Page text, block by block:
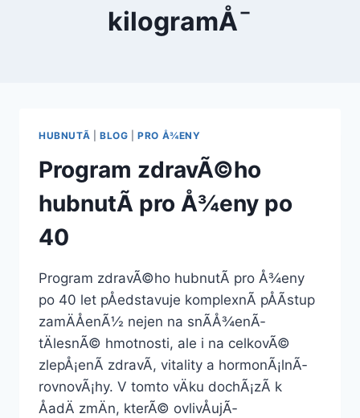
kilogramÅ¯
HUBNUTÃ­ BLOG |PRO Å¾ENY
Program zdravÃ©ho
hubnutÃ­ pro Å¾eny po
40
Program zdravÃ©ho hubnutÃ­ pro Å¾eny
po 40 let pÅedstavuje komplexnÃ­ pÅÃ­stup
zamÄÅenÃ½ nejen na snÃ­Å¾enÃ­
tÄlesnÃ© hmotnosti, ale i na celkovÃ©
zlepÅ¡enÃ­ zdravÃ­, vitality a hormonÃ¡lnÃ­
rovnovÃ¡hy. V tomto vÄku dochÃ¡zÃ­ k
ÅadÄ zmÄn, kterÃ© ovlivÅujÃ­